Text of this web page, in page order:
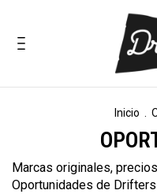
Inicio
Marcas originales,
Oportunidades de